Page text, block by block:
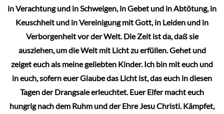
in Verachtung und in Schweigen, in Gebet und in Abtötung, in
Keuschheit und in Vereinigung mit Gott, in Leiden und in
Verborgenheit vor der Welt. Die Zeit ist da, daß sie
ausziehen, um die Welt mit Licht zu erfüllen. Gehet und
zeiget euch als meine geliebten Kinder. Ich bin mit euch und
in euch, sofern euer Glaube das Licht ist, das euch in diesen
Tagen der Drangsale erleuchtet. Euer Eifer macht euch
hungrig nach dem Ruhm und der Ehre Jesu Christi. Kämpfet,